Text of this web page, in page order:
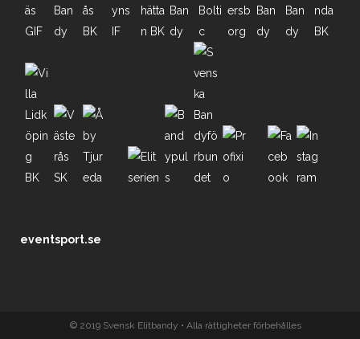
eventsport.se
© 2019 Svensk Elitbandy • Alla rättigheter förbehålles